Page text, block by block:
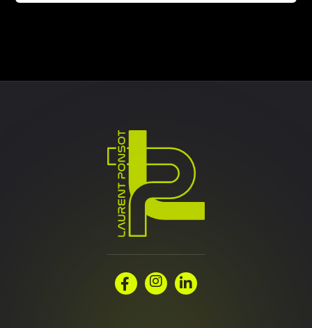
FacebookInstagramLinkedin